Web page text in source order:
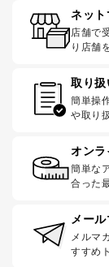
ネット
店舗で
り店舗
取り
簡単操
や取り
オン
簡単な
合った
メー
メルマ
すすめ